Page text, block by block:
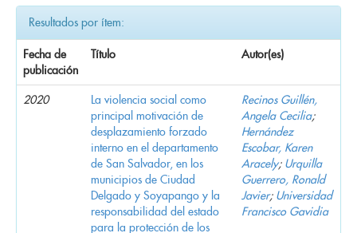
Resultados por ítem:
Fecha de
publicación
Título Autor(es)
2020
La violencia social como
principal motivación de
desplazamiento forzado
interno en el departamento
de San Salvador, en los
municipios de Ciudad
Delgado y Soyapango y la
responsabilidad del estado
para la protección de los
Recinos Guillén,
Angela Cecilia;
Hernández
Escobar, Karen
Aracely; Urquilla
Guerrero, Ronald
Javier; Universidad
Francisco Gavidia